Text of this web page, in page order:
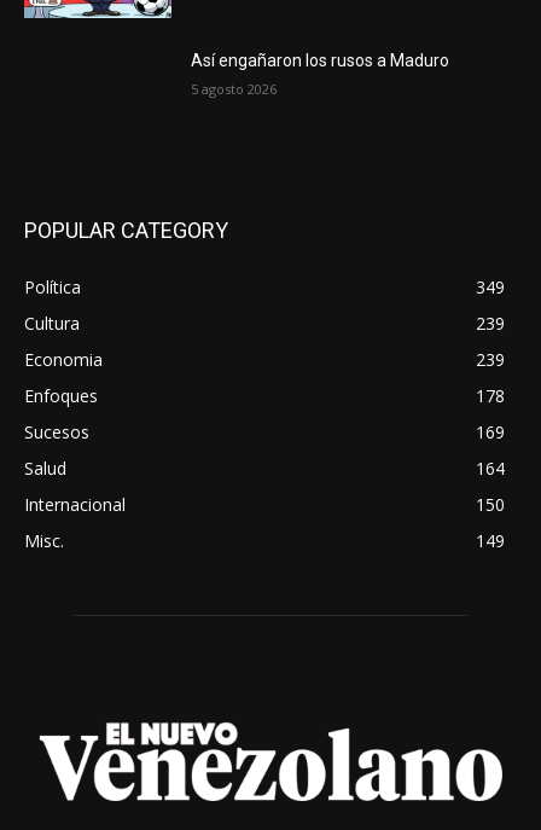
Así engañaron los rusos a Maduro
5 agosto 2026
POPULAR CATEGORY
Política
349
Cultura
239
Economia
239
Enfoques
178
Sucesos
169
Salud
164
Internacional
150
Misc.
149